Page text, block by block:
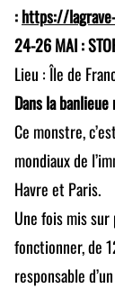
:https://
24-26 MAI :
Lieu : Île de
Dans la
Ce monstre,
mondiaux de
Havre et Paris.
Une fois mis
fonctionner, de
responsable